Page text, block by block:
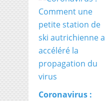
Coronavirus :